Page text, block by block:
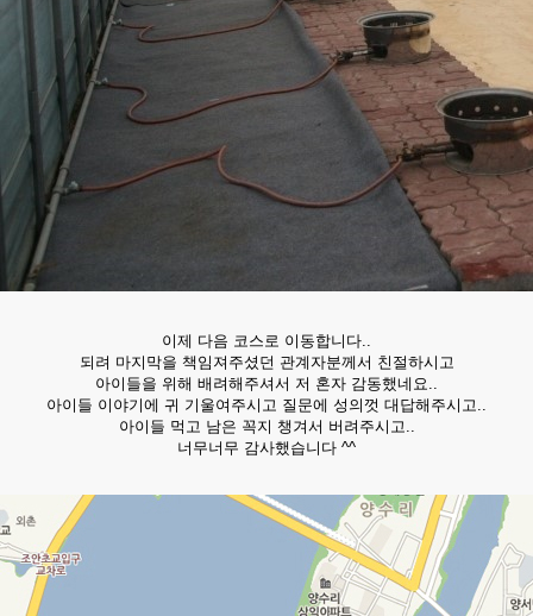
이제 다음 코스로 이동합니다..
되려 마지막을 책임져주셨던 관계자분께서 친절하시고
아이들을 위해 배려해주셔서 저 혼자 감동했네요..
아이들 이야기에 귀 기울여주시고 질문에 성의껏 대답해주시고..
아이들 먹고 남은 꼭지 챙겨서 버려주시고..
너무너무 감사했습니다 ^^